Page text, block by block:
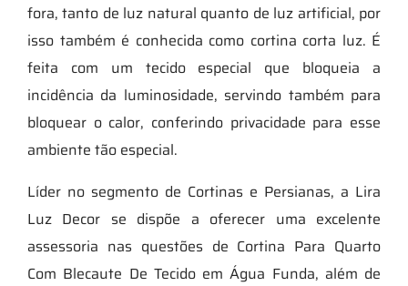
fora, tanto de luz natural quanto de luz artificial, por
isso também é conhecida como cortina corta luz. É
feita com um tecido especial que bloqueia a
incidência da luminosidade, servindo também para
bloquear o calor, conferindo privacidade para esse
ambiente tão especial.
Líder no segmento de Cortinas e Persianas, a Lira
Luz Decor se dispõe a oferecer uma excelente
assessoria nas questões de Cortina Para Quarto
Com Blecaute De Tecido em Água Funda, além de